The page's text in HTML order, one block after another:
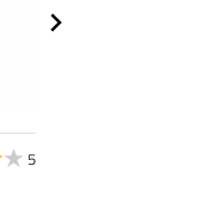
5